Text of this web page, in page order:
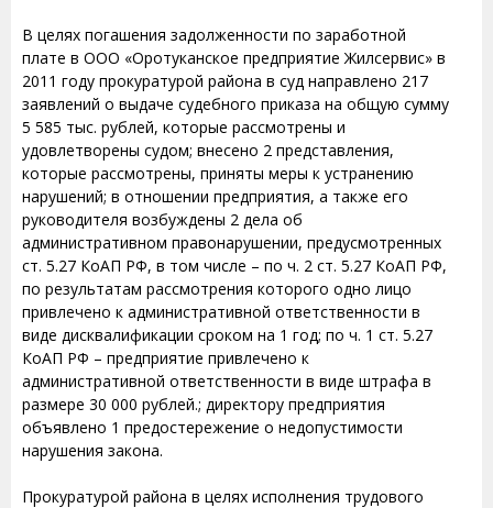
В целях погашения задолженности по заработной
плате в ООО «Оротуканское предприятие Жилсервис» в
2011 году прокуратурой района в суд направлено 217
заявлений о выдаче судебного приказа на общую сумму
5 585 тыс. рублей, которые рассмотрены и
удовлетворены судом; внесено 2 представления,
которые рассмотрены, приняты меры к устранению
нарушений; в отношении предприятия, а также его
руководителя возбуждены 2 дела об
административном правонарушении, предусмотренных
ст. 5.27 КоАП РФ, в том числе – по ч. 2 ст. 5.27 КоАП РФ,
по результатам рассмотрения которого одно лицо
привлечено к административной ответственности в
виде дисквалификации сроком на 1 год; по ч. 1 ст. 5.27
КоАП РФ – предприятие привлечено к
административной ответственности в виде штрафа в
размере 30 000 рублей.; директору предприятия
объявлено 1 предостережение о недопустимости
нарушения закона.
Прокуратурой района в целях исполнения трудового